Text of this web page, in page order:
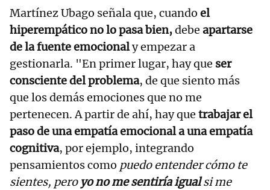
Martínez Ubago señala que, cuando el
hiperempático no lo pasa bien,debe apartarse
de la fuente emocionaly empezar a
gestionarla. "En primer lugar, hay que ser
consciente del problema, de que siento más
que los demás emociones que no me
pertenecen. A partir de ahí, hay que trabajar el
paso de una empatía emocional a una empatía
cognitiva, por ejemplo, integrando
pensamientos como puedo entender cómo te
sientes, pero yo no me sentiría igualsi me